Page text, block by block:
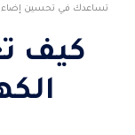
تساعدك في تحسين
كيف